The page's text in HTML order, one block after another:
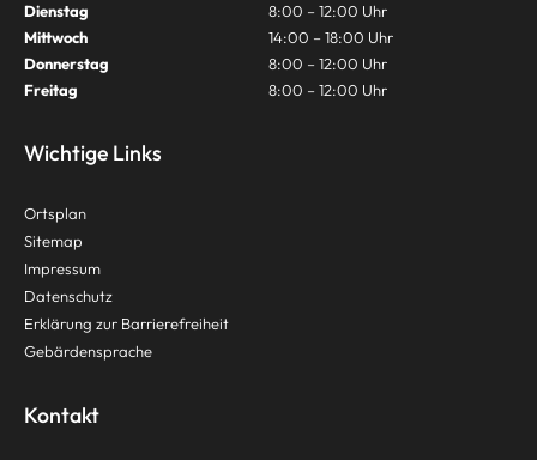
Dienstag
8:00 – 12:00 Uhr
Mittwoch
14:00 – 18:00 Uhr
Donnerstag
8:00 – 12:00 Uhr
Freitag
8:00 – 12:00 Uhr
Wichtige Links
Ortsplan
Sitemap
Impressum
Datenschutz
Erklärung zur Barrierefreiheit
Gebärdensprache
Kontakt